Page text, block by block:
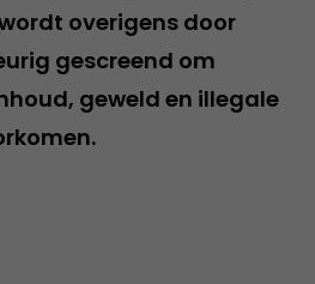
wordt overigens door
gescreend om
geweld en illegale